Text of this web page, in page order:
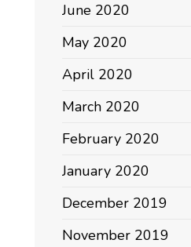
June 2020
May 2020
April 2020
March 2020
February 2020
January 2020
December 2019
November 2019